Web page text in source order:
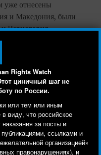
Rights Watch
циничный шаг не
по России.
или тем или иным
виду, что российское
за посты и
ссылками и
организацией»
правонарушениях), и
уже отнесены
и Македония, были
Черногория.
не признаются
защите и
рассмотрения
с чем возникают
качества
из числа
г. федеральная
технологии
кто посещает
с ним.